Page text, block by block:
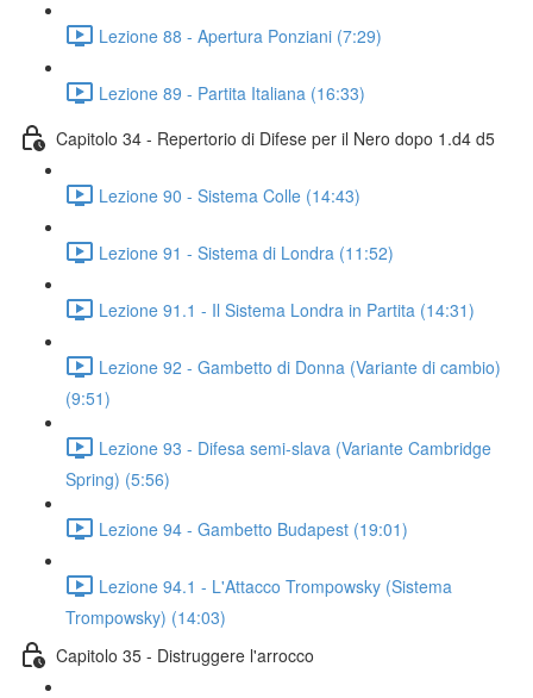
Lezione 88 - Apertura Ponziani (7:29)
Lezione 89 - Partita Italiana (16:33)
Capitolo 34 - Repertorio di Difese per il Nero dopo 1.d4 d5
Lezione 90 - Sistema Colle (14:43)
Lezione 91 - Sistema di Londra (11:52)
Lezione 91.1 - Il Sistema Londra in Partita (14:31)
Lezione 92 - Gambetto di Donna (Variante di cambio)
(9:51)
Lezione 93 - Difesa semi-slava (Variante Cambridge
Spring) (5:56)
Lezione 94 - Gambetto Budapest (19:01)
Lezione 94.1 - L'Attacco Trompowsky (Sistema
Trompowsky) (14:03)
Capitolo 35 - Distruggere l'arrocco